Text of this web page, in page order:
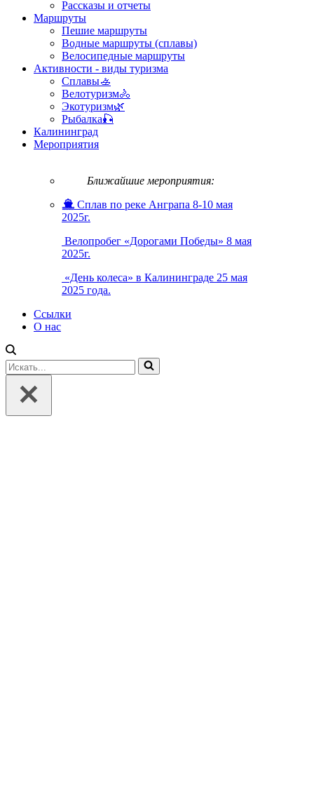
Рассказы и отчеты
Маршруты
Пешие маршруты
Водные маршруты (сплавы)
Велосипедные маршруты
Активности - виды туризма
Сплавы🚣
Велотуризм🚴
Экотуризм🌿
Рыбалка🎣
Калининград
Мероприятия
Ближайшие мероприятия:
Сплав по реке Анграпа 8-10 мая
2025г.
Велопробег «Дорогами Победы» 8 мая
2025г.
«День колеса» в Калининграде 25 мая
2025 года.
Ссылки
О нас
Искать...